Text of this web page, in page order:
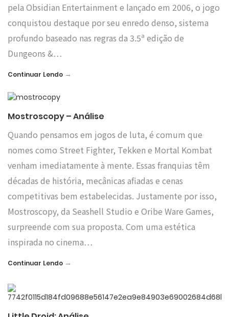
pela Obsidian Entertainment e lançado em 2006, o jogo
conquistou destaque por seu enredo denso, sistema
profundo baseado nas regras da 3.5ª edição de
Dungeons &…
Continuar Lendo →
Mostroscopy – Análise
Quando pensamos em jogos de luta, é comum que
nomes como Street Fighter, Tekken e Mortal Kombat
venham imediatamente à mente. Essas franquias têm
décadas de história, mecânicas afiadas e cenas
competitivas bem estabelecidas. Justamente por isso,
Mostroscopy, da Seashell Studio e Oribe Ware Games,
surpreende com sua proposta. Com uma estética
inspirada no cinema…
Continuar Lendo →